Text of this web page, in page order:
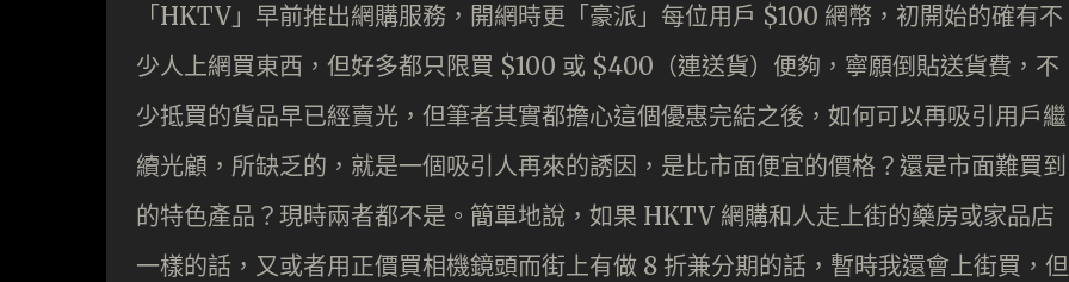
「HKTV」早前推出網購服務，開網時更「豪派」每位用戶 $100 網幣，初開始的確有不
少人上網買東西，但好多都只限買 $100 或 $400（連送貨）便夠，寧願倒貼送貨費，不
少抵買的貨品早已經賣光，但筆者其實都擔心這個優惠完結之後，如何可以再吸引用戶繼
續光顧，所缺乏的，就是一個吸引人再來的誘因，是比市面便宜的價格？還是市面難買到
的特色產品？現時兩者都不是。簡單地說，如果 HKTV 網購和人走上街的藥房或家品店
一樣的話，又或者用正價買相機鏡頭而街上有做 8 折兼分期的話，暫時我還會上街買，但